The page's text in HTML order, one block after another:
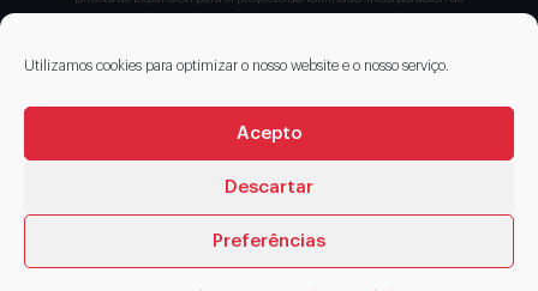
Utilizamos cookies para optimizar o nosso website e o nosso serviço.
Acepto
Descartar
Preferências
recibiendo en concepto de ayuda parcialmente reembolsable un 75%